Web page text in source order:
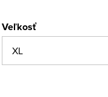
Veľkosť